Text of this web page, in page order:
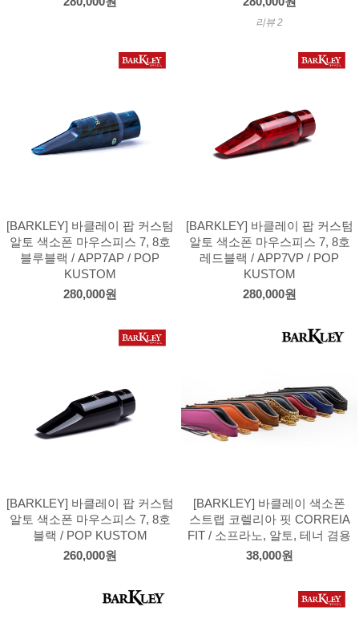
리뷰 2
[BARKLEY] 바클레이 팝 커스텀
알토 색소폰 마우스피스 7, 8호
블루블랙 / APP7AP / POP
KUSTOM
280,000원
[BARKLEY] 바클레이 팝 커스텀
알토 색소폰 마우스피스 7, 8호
레드블랙 / APP7VP / POP
KUSTOM
280,000원
[BARKLEY] 바클레이 팝 커스텀
알토 색소폰 마우스피스 7, 8호
블랙 / POP KUSTOM
260,000원
[BARKLEY] 바클레이 색소폰
스트랩 코렐리아 핏 CORREIA
FIT / 소프라노, 알토, 테너 겸용
38,000원